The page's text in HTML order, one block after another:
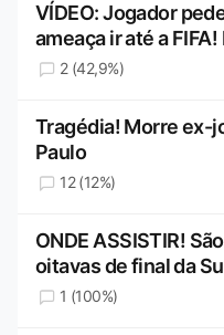
VÍDEO: Jogador
ameaça ir até a
2 (42,9%)
Tragédia! Morre ex-
Paulo
12 (12%)
ONDE ASSISTIR!
oitavas de final da
1 (100%)